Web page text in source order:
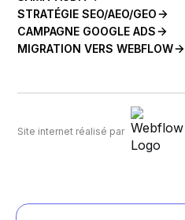
STRATÉGIE SEO/AEO/GEO
CAMPAGNE GOOGLE ADS
MIGRATION VERS WEBFLOW
Site internet réalisé par